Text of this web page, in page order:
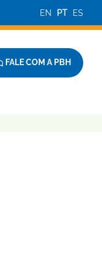
EN PT ES
FALE COM A PBH